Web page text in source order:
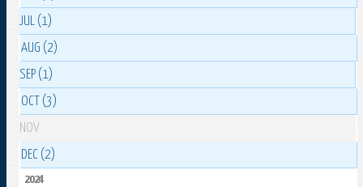
JUL (1)
AUG (2)
SEP (1)
OCT (3)
NOV
DEC (2)
2024